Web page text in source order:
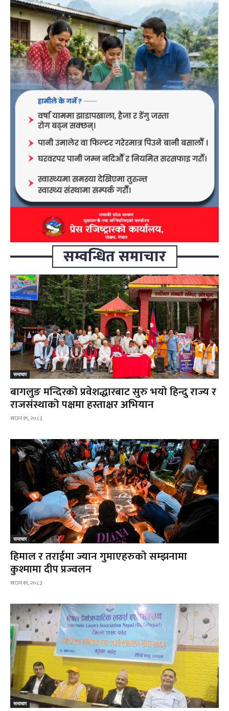
सम्वन्धित समाचार
समाचार
बागलुङ मन्दिरको प्रवेशद्धारबाट सुरु भयो हिन्दु राज्य र
राजसंस्थाको पक्षमा हस्ताक्षर अभियान
साउन १९, २०८३
समाचार
हिमाल र तराईमा ज्यान गुमाएहरुको सम्झनामा
कुश्मामा दीप प्रज्वलन
साउन १९, २०८३
समाचार